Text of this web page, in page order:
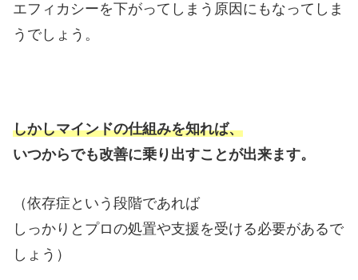
エフィカシーを下がってしまう原因にもなってしま
うでしょう。
しかしマインドの仕組みを知れば、
いつからでも改善に乗り出すことが出来ます。
（依存症という段階であれば
しっかりとプロの処置や支援を受ける必要があるで
しょう）